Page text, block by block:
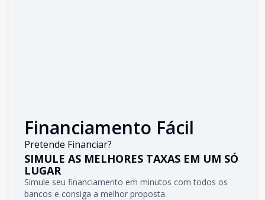
Financiamento Fácil
Pretende Financiar?
SIMULE AS MELHORES TAXAS EM UM SÓ
LUGAR
Simule seu financiamento em minutos com todos os
bancos e consiga a melhor proposta.